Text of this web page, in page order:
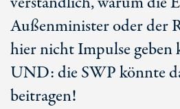
Außenminister oder der
hier nicht Impulse geben
UND: die SWP könnte
beitragen!